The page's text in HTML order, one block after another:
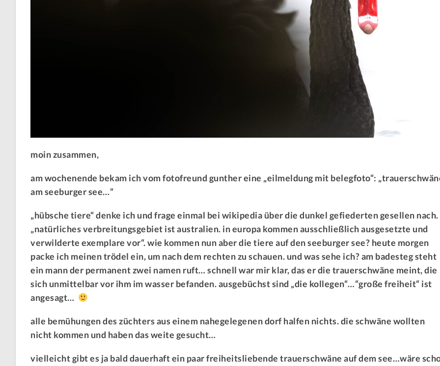
moin zusammen,
am wochenende bekam ich vom fotofreund gunther eine „eilmeldung mit belegfoto“:
am seeburger see…“
„hübsche tiere“ denke ich und frage einmal bei wikipedia über die dunkel gefiederten gesellen nach.
„natürliches verbreitungsgebiet ist australien. in europa kommen ausschließlich ausgesetzte und
verwilderte exemplare vor“. wie kommen nun aber die tiere auf den seeburger see? heute morgen
packe ich meinen trödel ein, um nach dem rechten zu schauen. und was sehe ich? am badesteg steht
ein mann der permanent zwei namen ruft… schnell war mir klar, das er die trauerschwäne meint, die
sich unmittelbar vor ihm im wasser befanden. ausgebüchst sind „die kollegen“…“große freiheit“ ist
angesagt…
alle bemühungen des züchters aus einem nahegelegenen dorf halfen nichts. die schwäne wollten
nicht kommen und haben das weite gesucht…
vielleicht gibt es ja bald dauerhaft ein paar freiheitsliebende trauerschwäne auf dem see…wäre